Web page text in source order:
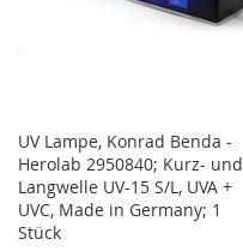
UV Lampe, Konrad Benda -
Herolab 2950840; Kurz- und
Langwelle UV-15 S/L, UVA +
UVC, Made in Germany; 1
Stück